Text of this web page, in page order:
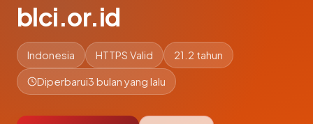
blci.or.id
Indonesia HTTPS Valid 21.2 tahun
Diperbarui3 bulan yang lalu